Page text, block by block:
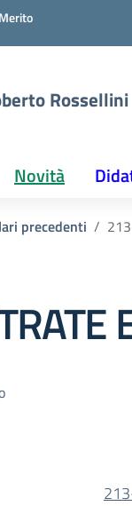
Rossellini
Novità
precedenti